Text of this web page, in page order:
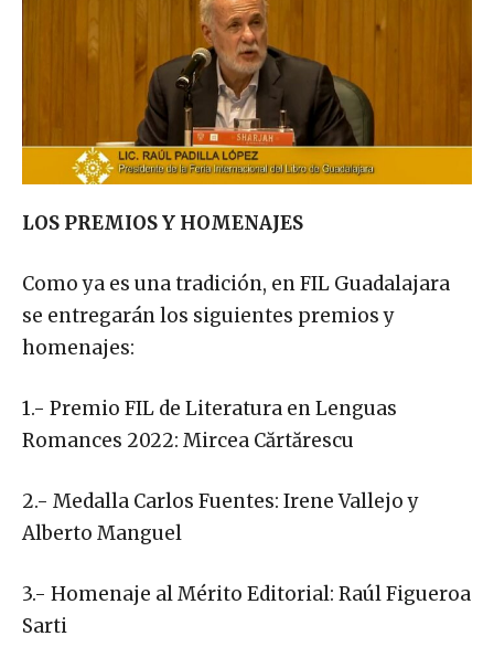
LOS PREMIOS Y HOMENAJES
Como ya es una tradición, en FIL Guadalajara
se entregarán los siguientes premios y
homenajes:
1.- Premio FIL de Literatura en Lenguas
Romances 2022: Mircea Cărtărescu
2.- Medalla Carlos Fuentes: Irene Vallejo y
Alberto Manguel
3.- Homenaje al Mérito Editorial: Raúl Figueroa
Sarti